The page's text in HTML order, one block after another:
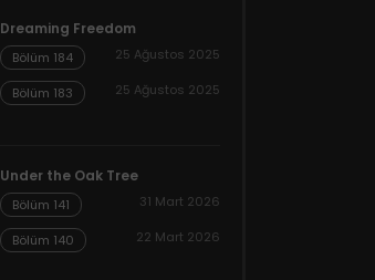
Dreaming Freedom
Bölüm 184 25 Ağustos 2025
Bölüm 183 25 Ağustos 2025
Under the Oak Tree
Bölüm 141 31 Mart 2026
Bölüm 140 22 Mart 2026